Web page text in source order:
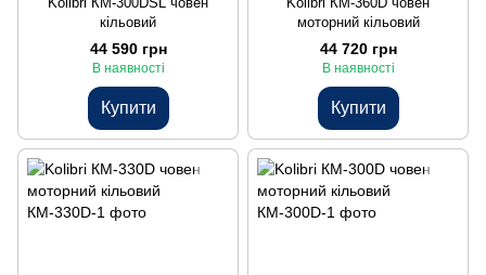
кільовий
44 590 грн
В наявності
Купити
моторний кільовий
44 720 грн
В наявності
Купити